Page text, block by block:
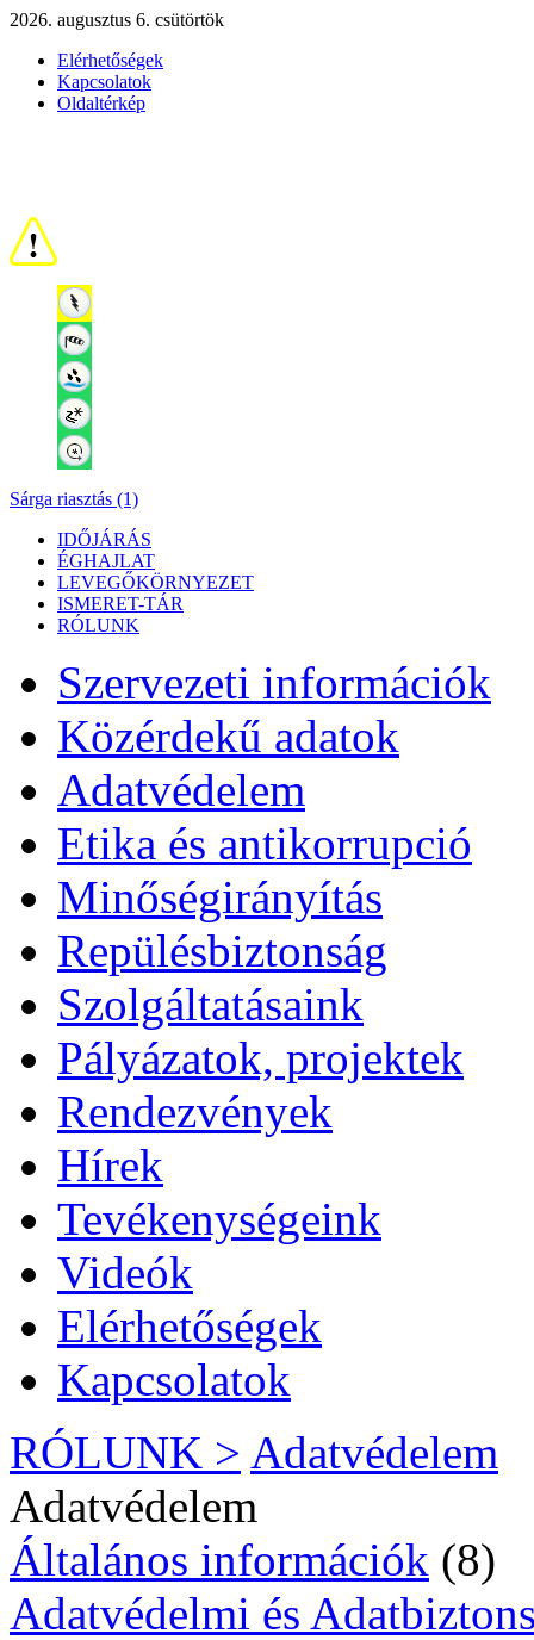
2026. augusztus 6. csütörtök
Elérhetőségek
Kapcsolatok
Oldaltérkép
Sárga riasztás (1)
IDŐJÁRÁS
ÉGHAJLAT
LEVEGŐKÖRNYEZET
ISMERET-TÁR
RÓLUNK
Szervezeti információk
Közérdekű adatok
Adatvédelem
Etika és antikorrupció
Minőségirányítás
Repülésbiztonság
Szolgáltatásaink
Pályázatok, projektek
Rendezvények
Hírek
Tevékenységeink
Videók
Elérhetőségek
Kapcsolatok
RÓLUNK > Adatvédelem
Adatvédelem
Általános információk (8)
Adatvédelmi és